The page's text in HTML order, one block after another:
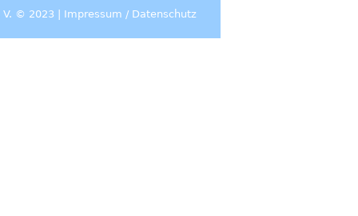
V. © 2023 | Impressum / Datenschutz